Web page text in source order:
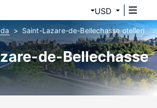
USD
Saint-Lazare-de-Bellechasse otelleri
de-Bellechasse